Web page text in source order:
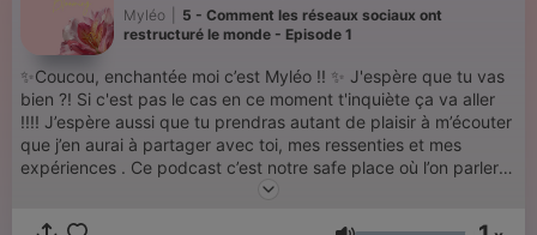
Myléo
5 - Comment les réseaux sociaux ont
restructuré le monde - Episode 1
✨Coucou, enchantée moi c’est Myléo !! ✨ J'espère que tu vas
bien ?! Si c'est pas le cas en ce moment t'inquiète ça va aller
!!!! J’espère aussi que tu prendras autant de plaisir à m’écouter
que j’en aurai à partager avec toi, mes ressenties et mes
expériences . Ce podcast c’est notre safe place où l’on parlera
des petites et des grandes choses qui jalonnent notre